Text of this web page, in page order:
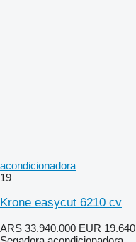
acondicionadora
19
Krone easycut 6210 cv
ARS 33.940.000 EUR 19.640